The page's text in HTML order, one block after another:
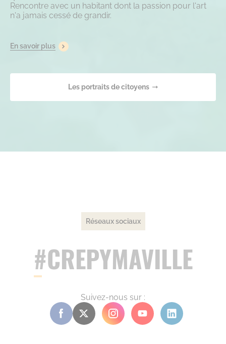
Rencontre avec un habitant dont la passion pour l'art
n'a jamais cessé de grandir.
En savoir plus
Les portraits de citoyens
Réseaux sociaux
#CREPYMAVILLE
Suivez-nous sur :